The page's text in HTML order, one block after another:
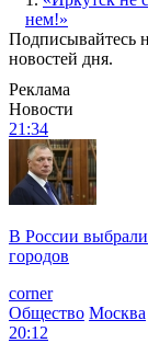
нем!»
Подписывайтесь
новостей дня.
Реклама
Новости
21:34
В России выбрали
городов
corner
Общество Москва
20:12